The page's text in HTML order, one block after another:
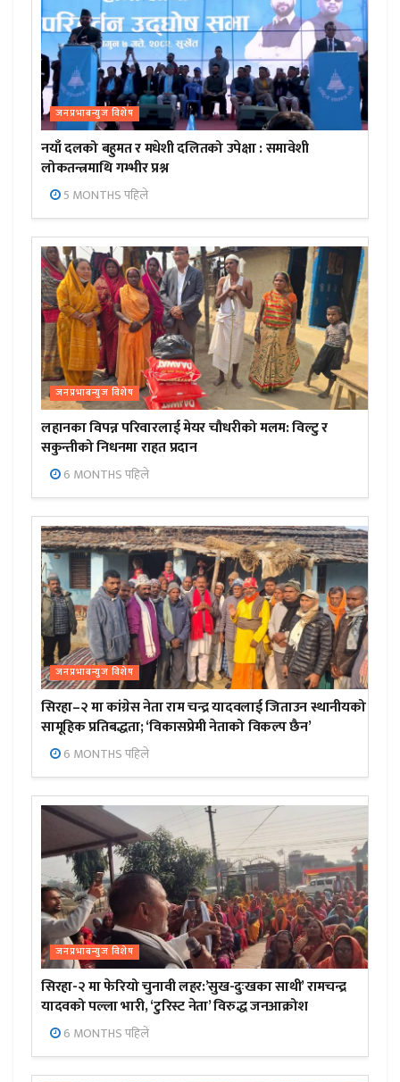
जनप्रभाबन्युज विशेष
नयाँ दलको बहुमत र मधेशी दलितको उपेक्षा : समावेशी
लोकतन्त्रमाथि गम्भीर प्रश्न
5 MONTHS पहिले
जनप्रभाबन्युज विशेष
लहानका विपन्न परिवारलाई मेयर चौधरीको मलम: विल्टु र
सकुन्तीको निधनमा राहत प्रदान
6 MONTHS पहिले
जनप्रभाबन्युज विशेष
सिरहा–२ मा कांग्रेस नेता राम चन्द्र यादवलाई जिताउन स्थानीयको
सामूहिक प्रतिबद्धता; ‘विकासप्रेमी नेताको विकल्प छैन’
6 MONTHS पहिले
जनप्रभाबन्युज विशेष
सिरहा-२ मा फेरियो चुनावी लहर:’सुख-दुःखका साथी’ रामचन्द्र
यादवको पल्ला भारी, ‘टुरिस्ट नेता’ विरुद्ध जनआक्रोश
6 MONTHS पहिले